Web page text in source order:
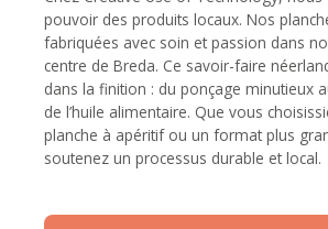
pouvoir des produits locaux. Nos
fabriquées avec soin et passion dans
centre de Breda. Ce savoir-faire
dans la finition : du ponçage minutieux
de l’huile alimentaire. Que vous
planche à apéritif ou un format plus
soutenez un processus durable et local.